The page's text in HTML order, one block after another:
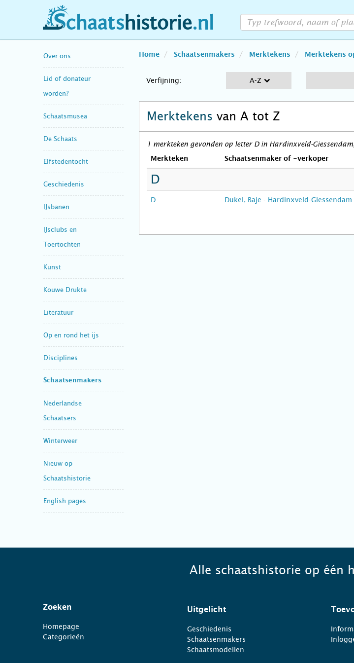
schaatshistorie.nl
Over ons
Lid of donateur
worden?
Schaatsmusea
De Schaats
Elfstedentocht
Geschiedenis
IJsbanen
IJsclubs en
Toertochten
Kunst
Kouwe Drukte
Literatuur
Op en rond het ijs
Disciplines
Schaatsenmakers
Nederlandse
Schaatsers
Winterweer
Nieuw op
Schaatshistorie
English pages
Home Schaatsenmakers Merktekens Merktekens
Verfijning: A-Z
Merktekens van A tot Z
1 merkteken gevonden op letter D in Hardinxveld-
Merkteken Schaatsenmaker of -verkoper
D
D Dukel, Baje - Hardinxveld-Giessendam
Alle schaatshistorie op één
Zoeken
Homepage
Categorieën
Uitgelicht
Geschiedenis
Schaatsenmakers
Schaatsmodellen